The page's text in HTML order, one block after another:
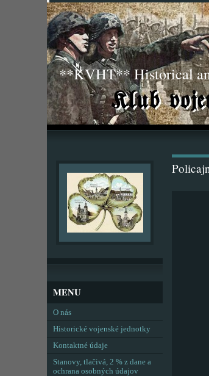
**KVHT** Historical
MENU
O nás
Historické vojenské jednotky
Kontaktné údaje
Stanovy, tlačivá, 2 % z dane a
ochrana osobných údajov